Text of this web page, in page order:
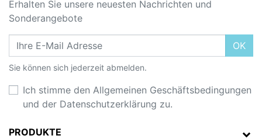
Erhalten Sie unsere neuesten Nachrichten und
Sonderangebote
OK
Sie können sich jederzeit abmelden.
Ich stimme den Allgemeinen Geschäftsbedingungen
und der Datenschutzerklärung zu.
PRODUKTE